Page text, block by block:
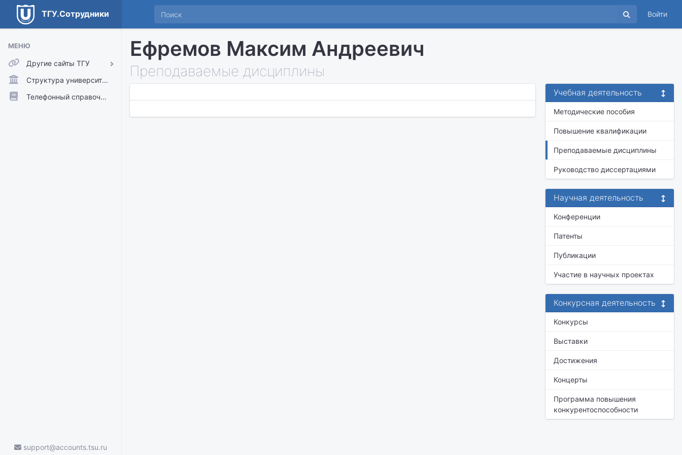
ТГУ.Сотрудники Войти
МЕНЮ
Другие сайты ТГУ
ТГУ.Аккаунты
ТГУ.Расписание
Структура университета
Телефонный справочник
support@accounts.tsu.ru
Ефремов Максим Андреевич
Преподаваемые дисциплины
Учебная деятельность
Методические пособия
Повышение квалификации
Преподаваемые дисциплины
Руководство диссертациями
Научная деятельность
Конференции
Патенты
Публикации
Участие в научных проектах
Конкурсная деятельность
Конкурсы
Выставки
Достижения
Концерты
Программа повышения
конкурентоспособности